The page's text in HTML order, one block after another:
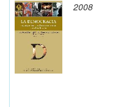
2008